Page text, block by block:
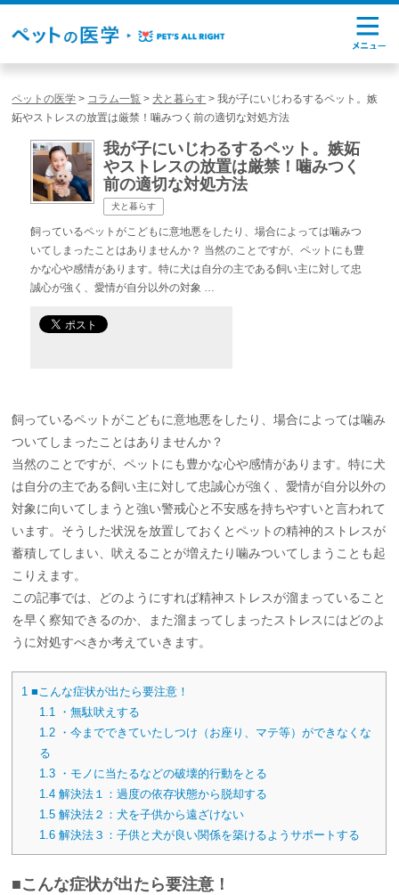
ペットの医学 > コラム一覧 >犬と暮らす >我が子にいじわるするペット。嫉
妬やストレスの放置は厳禁！噛みつく前の適切な対処方法
我が子にいじわるするペット。嫉妬
やストレスの放置は厳禁！噛みつく
前の適切な対処方法
犬と暮らす
飼っているペットがこどもに意地悪をしたり、場合によっては噛みつ
いてしまったことはありませんか？ 当然のことですが、ペットにも豊
かな心や感情があります。特に犬は自分の主である飼い主に対して忠
誠心が強く、愛情が自分以外の対象 …
飼っているペットがこどもに意地悪をしたり、場合によっては噛み
ついてしまったことはありませんか？
当然のことですが、ペットにも豊かな心や感情があります。特に犬
は自分の主である飼い主に対して忠誠心が強く、愛情が自分以外の
対象に向いてしまうと強い警戒心と不安感を持ちやすいと言われて
います。そうした状況を放置しておくとペットの精神的ストレスが
蓄積してしまい、吠えることが増えたり噛みついてしまうことも起
こりえます。
この記事では、どのようにすれば精神ストレスが溜まっていること
を早く察知できるのか、また溜まってしまったストレスにはどのよ
うに対処すべきか考えていきます。
1 ■こんな症状が出たら要注意！
1.1 ・無駄吠えする
1.2 ・今までできていたしつけ（お座り、マテ等）ができなくな
る
1.3 ・モノに当たるなどの破壊的行動をとる
1.4 解決法１：過度の依存状態から脱却する
1.5 解決法２：犬を子供から遠ざけない
1.6 解決法３：子供と犬が良い関係を築けるようサポートする
■こんな症状が出たら要注意！